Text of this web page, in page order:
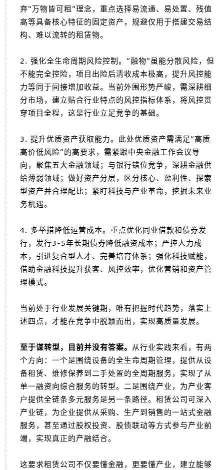
弃“万物皆可租”理念，重点选择易流通、易处置、残值
高等具备核心特征的固定资产，规避仅用于搭建交易结
构、难以流转的租赁物。
2. 强化全生命周期风险控制。“融物”虽能分散风险，但
不能完全控险，项目出险后清收成本极高，提升风控能
力等同于间接增加收益。当前外围形势严峻，需深耕细
分市场，建立贴合行业特点的风控指标体系，将风控贯
穿项目全程，这是行业立足竞争的基础。
3. 提升优质资产获取能力。此处优质资产需满足“高质
高价低风险”的高要求，需紧跟中央金融工作会议导
向，聚焦五大金融领域；与银行错位竞争，深耕金融供
给薄弱领域；做好资产分层，区分核心、盈利性、探索
型资产并合理配比；紧盯科技与产业革命，挖掘未来业
务机遇。
4. 多举措降低运营成本。重点优化同业借款和债券发
行，发行3-5年长期债券降低融资成本；严控人力成
本，引进复合型人才、完善培育体系；强化科技赋能，
借助金融科技提升获客、风控效率，优化营销和资产管
理模式。
当前处于行业发展关键期，唯有把握时代趋势，落实上
述四点，才能在竞争中脱颖而出，实现高质量发展。
至于谋转型，目前并没有答案。 从行业实践来看，有两
个方向：一个是围绕设备的全生命周期管理，提供从设
备租赁、维修保养到二手处置的全周期服务，实现了从
单一融资向综合服务的转型。二是围绕产业，为产业客
户提供全链条多元服务是另一条路径。租赁公司可深入
产业链，为企业提供从采购、生产到销售的一站式金融
服务，甚至通过股权投资、股债联动等方式参与产业前
端，实现真正的产融结合。
这要求租赁公司不仅要懂金融，更要懂产业，建立能够